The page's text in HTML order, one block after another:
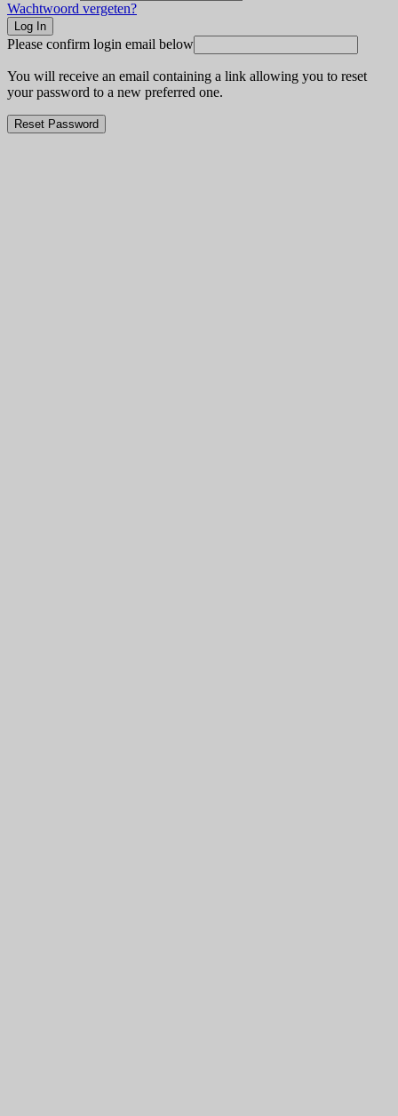
Wachtwoord vergeten?
Please confirm login email below
You will receive an email containing a link allowing you to reset
your password to a new preferred one.